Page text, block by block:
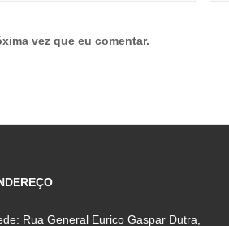
vez que eu comentar.
Rua General Eurico Gaspar Dutra,